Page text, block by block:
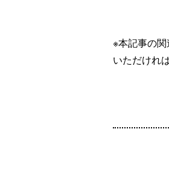
※本記事の
いただけれ